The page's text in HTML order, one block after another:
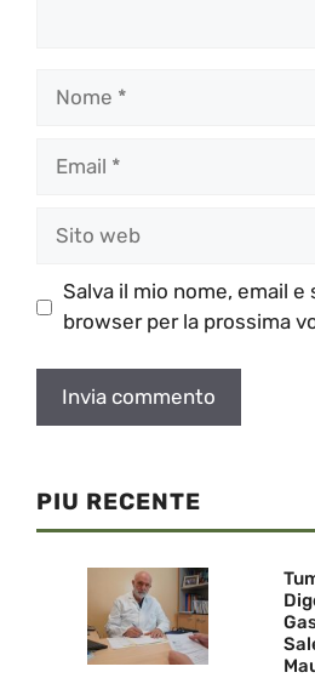
Salva il mio nome, email
browser per la prossima
PIU RECENTE